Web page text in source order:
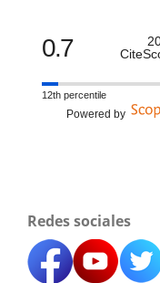
0.7
12th percentile
Powered by
Redes sociales